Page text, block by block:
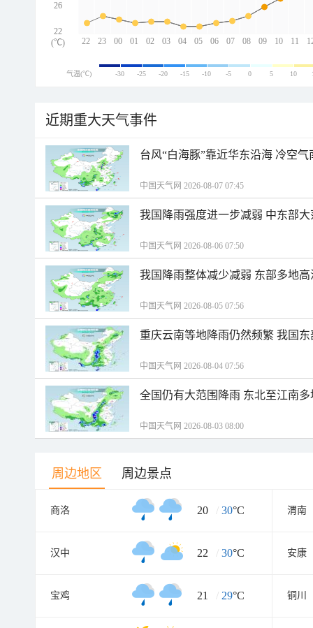
22 23 00 01 02 03 04 05 06 07 08 09 10 11
26
22
(℃)
气温(℃) -30 -25 -20 -15 -10 -5 0 5 10
近期重大天气事件
台风“白海豚”靠近华东沿海 冷空
中国天气网 2026-08-07 07:45
我国降雨强度进一步减弱 中东部
中国天气网 2026-08-06 07:50
我国降雨整体减少减弱 东部多地
中国天气网 2026-08-05 07:56
重庆云南等地降雨仍然频繁 我国
中国天气网 2026-08-04 07:56
全国仍有大范围降雨 东北至江南
中国天气网 2026-08-03 08:00
周边地区 周边景点
商洛 20 / 30°C 渭南
汉中 22 / 30°C 安康
宝鸡 21 / 29°C 铜川